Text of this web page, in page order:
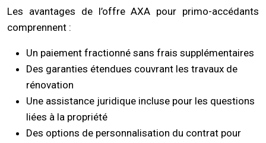
Les avantages de l’offre AXA pour primo-accédants
comprennent :
Un paiement fractionné sans frais supplémentaires
Des garanties étendues couvrant les travaux de
rénovation
Une assistance juridique incluse pour les questions
liées à la propriété
Des options de personnalisation du contrat pour